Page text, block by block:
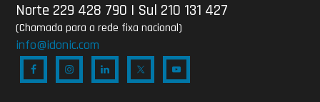
Norte 229 428 790 | Sul 210 131 427
(Chamada para a rede fixa nacional)
info@idonic.com